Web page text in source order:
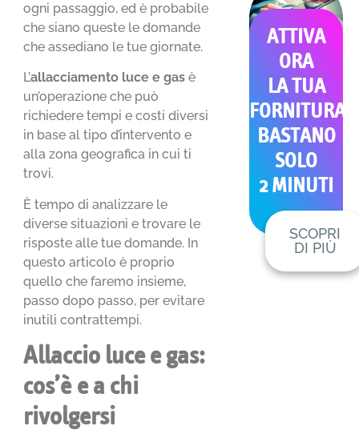
ogni passaggio, ed è probabile
che siano queste le domande
che assediano le tue giornate.
L’allacciamento luce e gasè
un’operazione che può
richiedere tempi e costi diversi
in base al tipo d’intervento e
alla zona geografica in cui ti
trovi.
È tempo di analizzare le
diverse situazioni e trovare le
risposte alle tue domande. In
questo articolo è proprio
quello che faremo insieme,
passo dopo passo, per evitare
inutili contrattempi.
Allaccio luce e gas:
cos’è e a chi
rivolgersi
ATTIVA
ORA
LA TUA
FORNITURA
BASTANO
SOLO
2 MINUTI
SCOPRI
DI PIÙ